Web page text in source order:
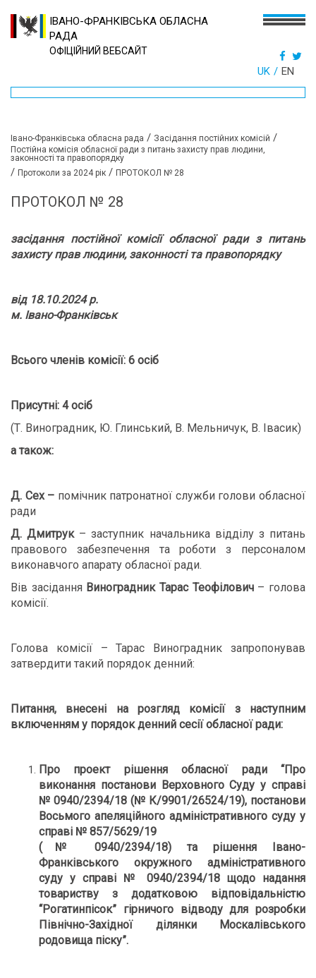
ІВАНО-ФРАНКІВСЬКА ОБЛАСНА
РАДА
ОФІЦІЙНИЙ ВЕБСАЙТ
UK EN
Івано-Франківська обласна рада / Засідання постійних комісій /
Постійна комісія обласної ради з питань захисту прав людини,
законності та правопорядку
/ Протоколи за 2024 рік / ПРОТОКОЛ № 28
ПРОТОКОЛ № 28
засідання постійної комісії обласної ради з питань
захисту прав людини, законності та правопорядку
від 18.10.2024 р.
м. Івано-Франківськ
Всього членів комісії: 6 осіб
Присутні: 4 осіб
(Т. Виноградник, Ю. Глинський, В. Мельничук, В. Івасик)
а також:
Д. Сех – помічник патронатної служби голови обласної
ради
Д. Дмитрук– заступник начальника відділу з питань
правового забезпечення та роботи з персоналом
виконавчого апарату обласної ради.
Вів засідання Виноградник Тарас Теофілович– голова
комісії.
Голова комісії – Тарас Виноградник запропонував
затвердити такий порядок денний:
Питання, внесені на розгляд комісії з наступним
включенням у порядок денний сесії обласної ради:
Про проект рішення обласної ради “Про
виконання постанови Верховного Суду у справі
№ 0940/2394/18 (№ К/9901/26524/19), постанови
Восьмого апеляційного адміністративного суду у
справі № 857/5629/19
(№ 0940/2394/18) та рішення Івано-
Франківського окружного адміністративного
суду у справі № 0940/2394/18 щодо надання
товариству з додатковою відповідальністю
“Рогатинпісок” гірничого відводу для розробки
Північно-Західної ділянки Москалівського
родовища піску”.